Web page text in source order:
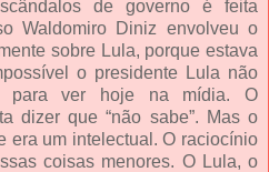
de governo é feita
Waldomiro Diniz envolveu o
sobre Lula, porque estava
o presidente Lula não
para ver hoje na mídia. O
dizer que “não sabe”. Mas o
era um intelectual. O raciocínio
coisas menores. O Lula, o